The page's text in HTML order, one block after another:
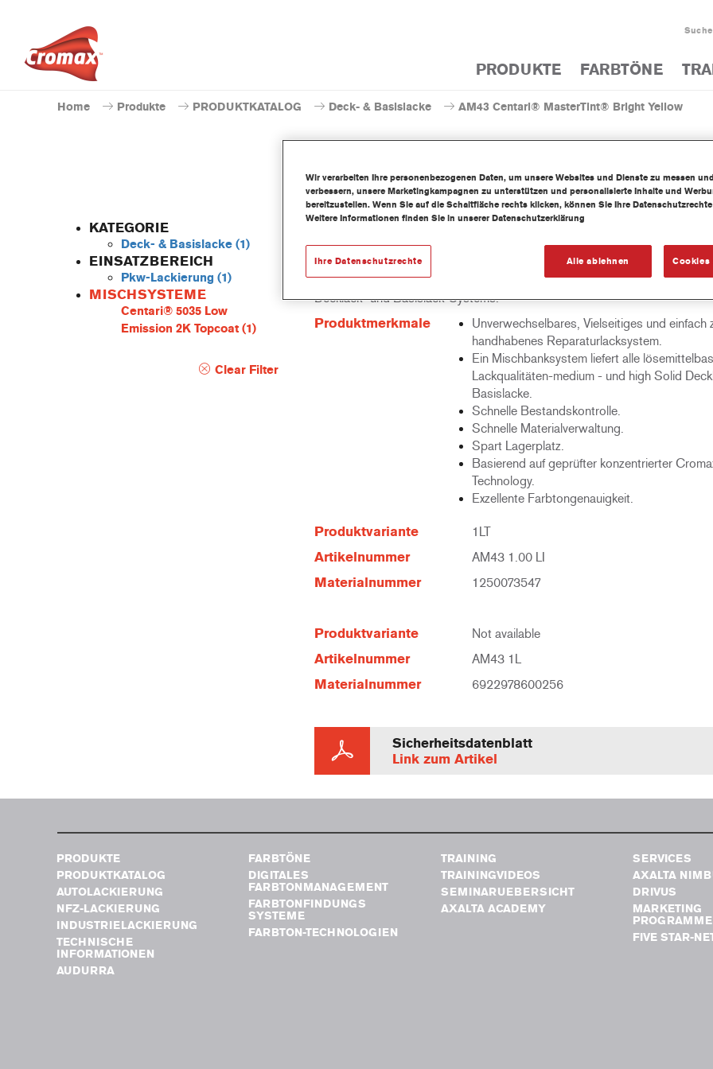
Suche
PRODUKTE FARBTÖNE
Home Produkte PRODUKTKATALOG Deck- & Basislacke AM43 Centari® MasterTint® Bright Yellow
KATEGORIE
Deck- & Basislacke (1)
EINSATZBEREICH
Pkw-Lackierung (1)
MISCHSYSTEME
Centari® 5035 Low
Emission 2K Topcoat(1)
Clear Filter
AM43 Centari®
Das lösemittelhaltige Mischlackkonzentrat Centari MasterTint ist Teil des
Decklack- und Basislack-Systems.
Produktmerkmale
Unverwechselbares, Vielseitiges und einfach
handhabenes Reparaturlacksystem.
Ein Mischbanksystem liefert alle
Lackqualitäten-medium - und high Solid
Basislacke.
Schnelle Bestandskontrolle.
Schnelle Materialverwaltung.
Spart Lagerplatz.
Basierend auf geprüfter konzentrierter
Technology.
Exzellente Farbtongenauigkeit.
Produktvariante 1LT
Artikelnummer AM43 1.00 LI
Materialnummer 1250073547
Produktvariante Not available
Artikelnummer AM43 1L
Materialnummer 6922978600256
Sicherheitsdatenblatt
Link zum Artikel
PRODUKTE
PRODUKTKATALOG
AUTOLACKIERUNG
NFZ-LACKIERUNG
INDUSTRIELACKIERUNG
TECHNISCHE
INFORMATIONEN
AUDURRA
FARBTÖNE
DIGITALES
FARBTONMANAGEMENT
FARBTONFINDUNGS
SYSTEME
FARBTON-TECHNOLOGIEN
TRAINING
TRAININGVIDEOS
SEMINARUEBERSICHT
AXALTA ACADEMY
SERVICES
AXALTA
DRIVUS
MARKETING
FIVE STAR-
Wir verarbeiten Ihre personenbezogenen Daten, um unsere Websites und Dienste zu messen
verbessern, unsere Marketingkampagnen zu unterstützen und personalisierte Inhalte und
bereitzustellen. Wenn Sie auf die Schaltfläche rechts klicken, können Sie Ihre
Weitere Informationen finden Sie in unserer Datenschutzerklärung
Alle ablehnen Cookies
Ihre Datenschutzrechte